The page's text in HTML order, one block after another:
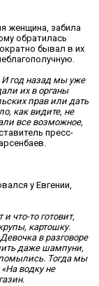
женщина, забила
обратилась
бывал в их
год назад мы уже
их в органы
прав или дать
как видите, не
все возможное,
пресс-
у Евгении,
что-то готовит,
картошку.
в разговоре
даже шампуни,
Тогда мы
водку не